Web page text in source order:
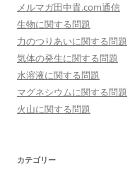
メルマガ田中貴.com通信
生物に関する問題
力のつりあいに関する問題
気体の発生に関する問題
水溶液に関する問題
マグネシウムに関する問題
火山に関する問題
カテゴリー